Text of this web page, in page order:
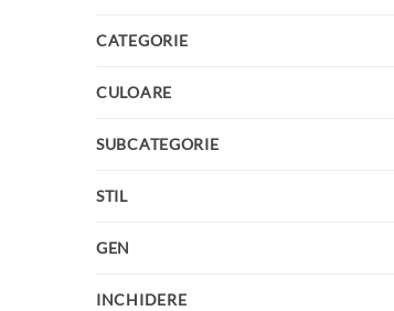
CATEGORIE
CULOARE
SUBCATEGORIE
STIL
GEN
INCHIDERE